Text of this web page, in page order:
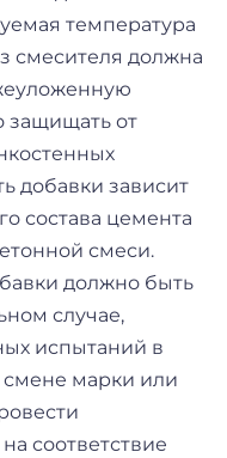
температура
смесителя должна
защищать от
добавки зависит
состава цемента
смеси.
должно быть
случае,
испытаний в
смене марки или
соответствие